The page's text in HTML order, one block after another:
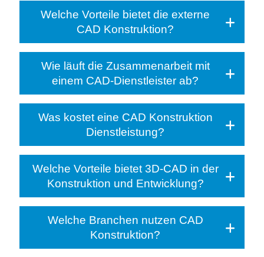
Welche Vorteile bietet die externe
CAD Konstruktion?
Wie läuft die Zusammenarbeit mit
einem CAD-Dienstleister ab?
Was kostet eine CAD Konstruktion
Dienstleistung?
Welche Vorteile bietet 3D-CAD in der
Konstruktion und Entwicklung?
Welche Branchen nutzen CAD
Konstruktion?